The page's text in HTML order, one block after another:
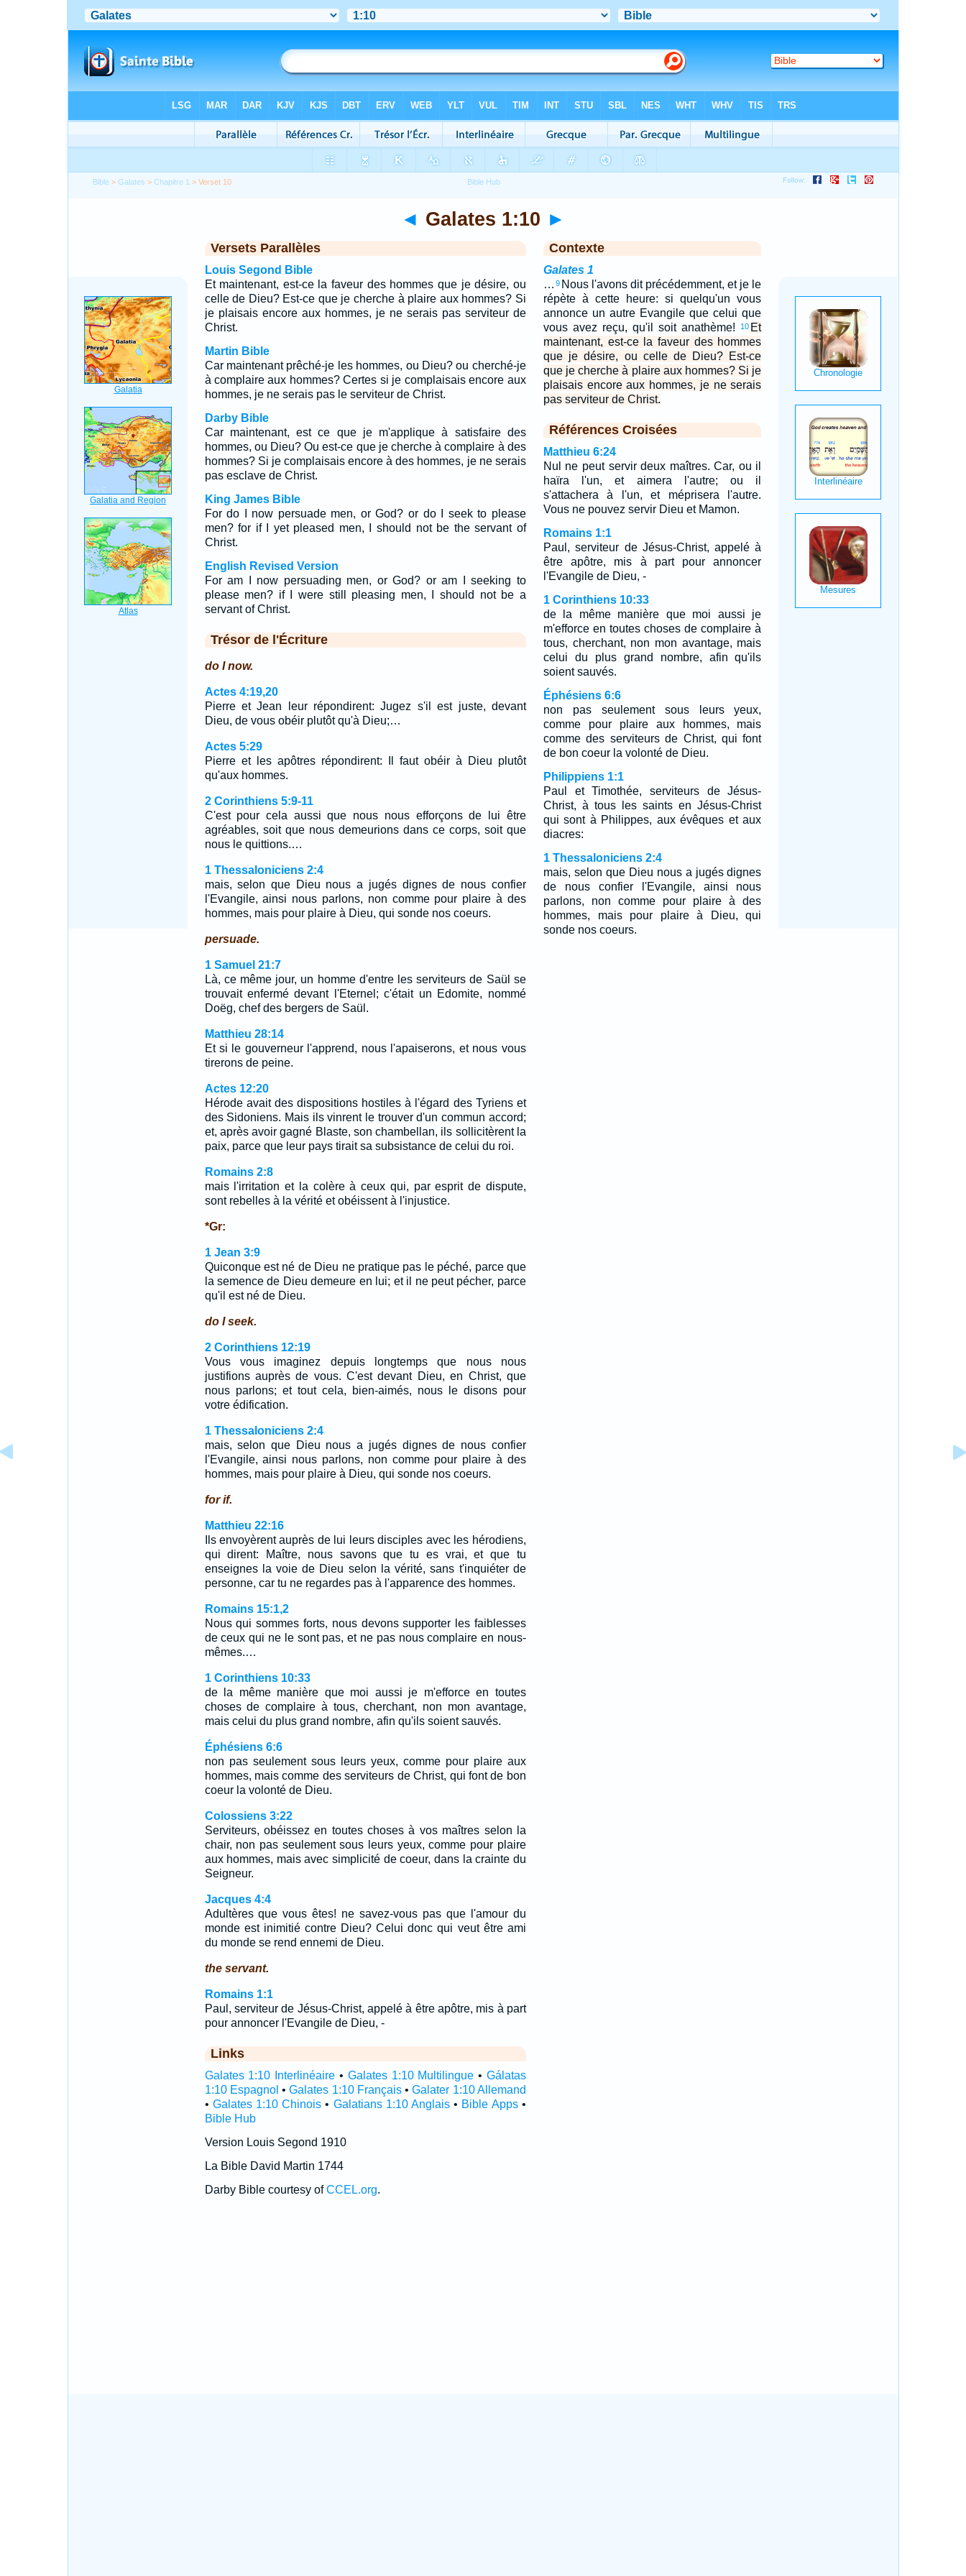
Bible >Galates >Chapitre 1 > Verset 10
◄ Galates 1:10 ►
Versets Parallèles
Louis Segond Bible
Et maintenant, est-ce la faveur des hommes que je désire, ou
celle de Dieu? Est-ce que je cherche à plaire aux hommes? Si
je plaisais encore aux hommes, je ne serais pas serviteur de
Christ.
Martin Bible
Car maintenant prêché-je les hommes, ou Dieu? ou cherché-je
à complaire aux hommes? Certes si je complaisais encore aux
hommes, je ne serais pas le serviteur de Christ.
Darby Bible
Car maintenant, est ce que je m'applique à satisfaire des
hommes, ou Dieu? Ou est-ce que je cherche à complaire à des
hommes? Si je complaisais encore à des hommes, je ne serais
pas esclave de Christ.
King James Bible
For do I now persuade men, or God? or do I seek to please
men? for if I yet pleased men, I should not be the servant of
Christ.
English Revised Version
For am I now persuading men, or God? or am I seeking to
please men? if I were still pleasing men, I should not be a
servant of Christ.
Trésor de l'Écriture
do I now.
Actes 4:19,20
Pierre et Jean leur répondirent: Jugez s'il est juste, devant
Dieu, de vous obéir plutôt qu'à Dieu;…
Actes 5:29
Pierre et les apôtres répondirent: Il faut obéir à Dieu plutôt
qu'aux hommes.
2 Corinthiens 5:9-11
C'est pour cela aussi que nous nous efforçons de lui être
agréables, soit que nous demeurions dans ce corps, soit que
nous le quittions.…
1 Thessaloniciens 2:4
mais, selon que Dieu nous a jugés dignes de nous confier
l'Evangile, ainsi nous parlons, non comme pour plaire à des
hommes, mais pour plaire à Dieu, qui sonde nos coeurs.
persuade.
1 Samuel 21:7
Là, ce même jour, un homme d'entre les serviteurs de Saül se
trouvait enfermé devant l'Eternel; c'était un Edomite, nommé
Doëg, chef des bergers de Saül.
Matthieu 28:14
Et si le gouverneur l'apprend, nous l'apaiserons, et nous vous
tirerons de peine.
Actes 12:20
Hérode avait des dispositions hostiles à l'égard des Tyriens et
des Sidoniens. Mais ils vinrent le trouver d'un commun accord;
et, après avoir gagné Blaste, son chambellan, ils sollicitèrent la
paix, parce que leur pays tirait sa subsistance de celui du roi.
Romains 2:8
mais l'irritation et la colère à ceux qui, par esprit de dispute,
sont rebelles à la vérité et obéissent à l'injustice.
*Gr:
1 Jean 3:9
Quiconque est né de Dieu ne pratique pas le péché, parce que
la semence de Dieu demeure en lui; et il ne peut pécher, parce
qu'il est né de Dieu.
do I seek.
2 Corinthiens 12:19
Vous vous imaginez depuis longtemps que nous nous
justifions auprès de vous. C'est devant Dieu, en Christ, que
nous parlons; et tout cela, bien-aimés, nous le disons pour
votre édification.
1 Thessaloniciens 2:4
mais, selon que Dieu nous a jugés dignes de nous confier
l'Evangile, ainsi nous parlons, non comme pour plaire à des
hommes, mais pour plaire à Dieu, qui sonde nos coeurs.
for if.
Matthieu 22:16
Ils envoyèrent auprès de lui leurs disciples avec les hérodiens,
qui dirent: Maître, nous savons que tu es vrai, et que tu
enseignes la voie de Dieu selon la vérité, sans t'inquiéter de
personne, car tu ne regardes pas à l'apparence des hommes.
Romains 15:1,2
Nous qui sommes forts, nous devons supporter les faiblesses
de ceux qui ne le sont pas, et ne pas nous complaire en nous-
mêmes.…
1 Corinthiens 10:33
de la même manière que moi aussi je m'efforce en toutes
choses de complaire à tous, cherchant, non mon avantage,
mais celui du plus grand nombre, afin qu'ils soient sauvés.
Éphésiens 6:6
non pas seulement sous leurs yeux, comme pour plaire aux
hommes, mais comme des serviteurs de Christ, qui font de bon
coeur la volonté de Dieu.
Colossiens 3:22
Serviteurs, obéissez en toutes choses à vos maîtres selon la
chair, non pas seulement sous leurs yeux, comme pour plaire
aux hommes, mais avec simplicité de coeur, dans la crainte du
Seigneur.
Jacques 4:4
Adultères que vous êtes! ne savez-vous pas que l'amour du
monde est inimitié contre Dieu? Celui donc qui veut être ami
du monde se rend ennemi de Dieu.
the servant.
Romains 1:1
Paul, serviteur de Jésus-Christ, appelé à être apôtre, mis à part
pour annoncer l'Evangile de Dieu, -
Links
Galates 1:10 Interlinéaire • Galates 1:10 Multilingue • Gálatas
1:10 Espagnol •Galates 1:10 Français•Galater 1:10 Allemand
• Galates 1:10 Chinois • Galatians 1:10 Anglais • Bible Apps•
Bible Hub
Version Louis Segond 1910
La Bible David Martin 1744
Darby Bible courtesy ofCCEL.org.
Contexte
Galates 1
… 9 Nous l'avons dit précédemment, et je le
répète à cette heure: si quelqu'un vous
annonce un autre Evangile que celui que
vous avez reçu, qu'il soit anathème!
10 Et
maintenant, est-ce la faveur des hommes
que je désire, ou celle de Dieu? Est-ce
que je cherche à plaire aux hommes? Si je
plaisais encore aux hommes, je ne serais
pas serviteur de Christ.
Références Croisées
Matthieu 6:24
Nul ne peut servir deux maîtres. Car, ou il
haïra l'un, et aimera l'autre; ou il
s'attachera à l'un, et méprisera l'autre.
Vous ne pouvez servir Dieu et Mamon.
Romains 1:1
Paul, serviteur de Jésus-Christ, appelé à
être apôtre, mis à part pour annoncer
l'Evangile de Dieu, -
1 Corinthiens 10:33
de la même manière que moi aussi je
m'efforce en toutes choses de complaire à
tous, cherchant, non mon avantage, mais
celui du plus grand nombre, afin qu'ils
soient sauvés.
Éphésiens 6:6
non pas seulement sous leurs yeux,
comme pour plaire aux hommes, mais
comme des serviteurs de Christ, qui font
de bon coeur la volonté de Dieu.
Philippiens 1:1
Paul et Timothée, serviteurs de Jésus-
Christ, à tous les saints en Jésus-Christ
qui sont à Philippes, aux évêques et aux
diacres:
1 Thessaloniciens 2:4
mais, selon que Dieu nous a jugés dignes
de nous confier l'Evangile, ainsi nous
parlons, non comme pour plaire à des
hommes, mais pour plaire à Dieu, qui
sonde nos coeurs.